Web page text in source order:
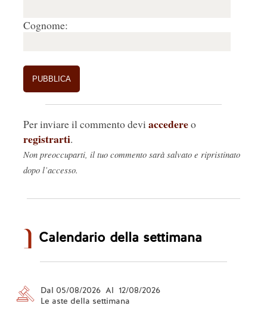
Cognome:
Per inviare il commento devi accedereo
registrarti.
Non preoccuparti, il tuo commento sarà salvato e ripristinato
dopo l’accesso.
Calendario della settimana
Dal 05/08/2026 Al 12/08/2026
Le aste della settimana